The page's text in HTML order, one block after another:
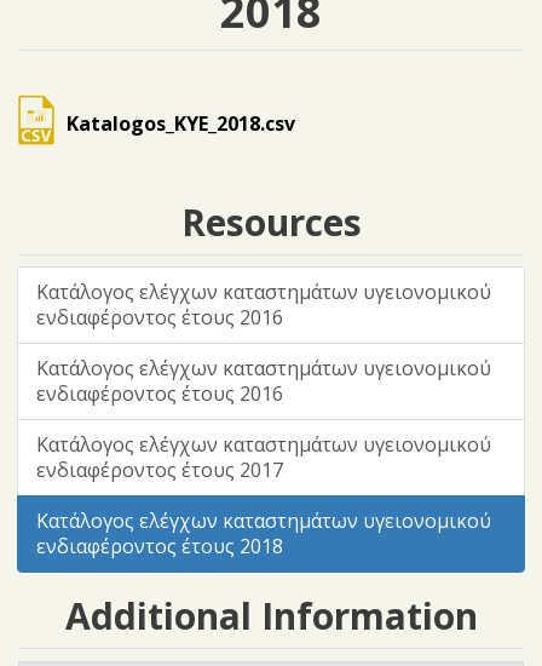
Katalogos_KYE_2018.csv
Resources
Κατάλογος ελέγχων καταστημάτων υγειονομικού
ενδιαφέροντος έτους 2016
Κατάλογος ελέγχων καταστημάτων υγειονομικού
ενδιαφέροντος έτους 2016
Κατάλογος ελέγχων καταστημάτων υγειονομικού
ενδιαφέροντος έτους 2017
Κατάλογος ελέγχων καταστημάτων υγειονομικού
ενδιαφέροντος έτους 2018
Additional Information